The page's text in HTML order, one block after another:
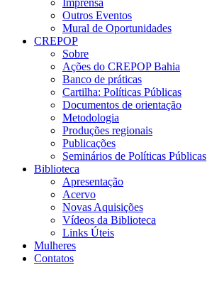
Imprensa
Outros Eventos
Mural de Oportunidades
CREPOP
Sobre
Ações do CREPOP Bahia
Banco de práticas
Cartilha: Políticas Públicas
Documentos de orientação
Metodologia
Produções regionais
Publicações
Seminários de Políticas Públicas
Biblioteca
Apresentação
Acervo
Novas Aquisições
Vídeos da Biblioteca
Links Úteis
Mulheres
Contatos